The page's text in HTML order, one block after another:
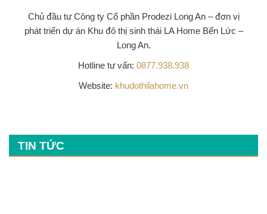
Chủ đầu tưCông ty Cổ phần Prodezi Long An– đơn vị
phát triển dự án Khu đô thị sinh thái LA Home Bến Lức –
Long An.
Hotline tư vấn: 0877.938.938
Website: khudothilahome.vn
TIN TỨC